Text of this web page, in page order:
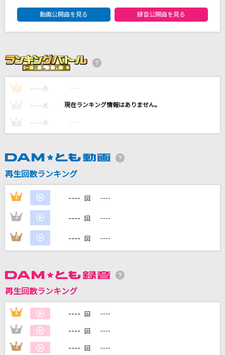
マリーゴールド
WANDS
B級
[生音]チャンピオン
ョン)
米津玄師
DAMの新曲・ランキングなど
カラオケ最新情報をチェック！
カラオケをもっと楽しもう！
DAM★ともボーカルエントリーランキング
動画公開曲を見る
録音公開曲を見る
1 ---- 点 ----
---- 点 ----
3 ---- 点 ----
再生回数ランキング
1 ---- 回 ----
2 ---- 回 ----
3 ---- 回 ----
再生回数ランキング
1 ---- 回 ----
2 ---- 回 ----
3 ---- 回 ----